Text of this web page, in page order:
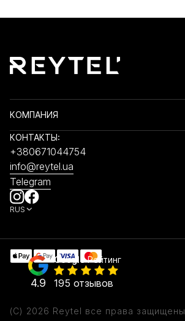
КОМПАНИЯ
КОНТАКТЫ:
+380671044754
info@reytel.ua
Telegram
RUS
(C) 2026 Reytel все права защищены
4.9
GoogleРейтинг
195 отзывов